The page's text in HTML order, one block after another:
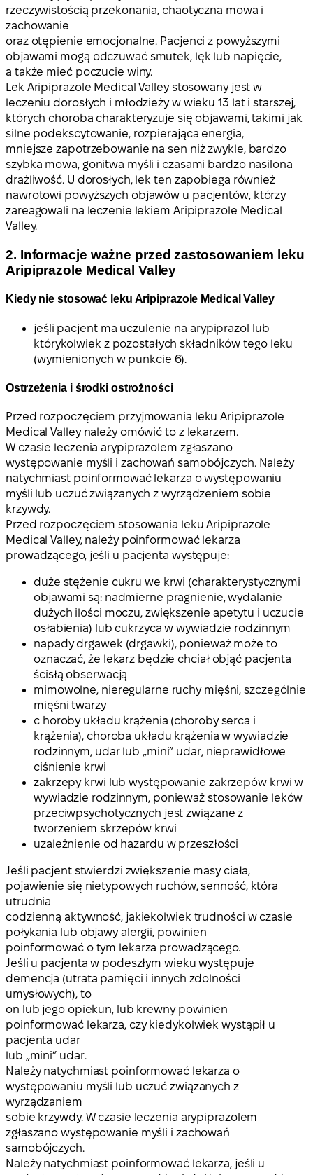
rzeczywistością przekonania, chaotyczna mowa i
zachowanie
oraz otępienie emocjonalne. Pacjenci z powyższymi
objawami mogą odczuwać smutek, lęk lub napięcie,
a także mieć poczucie winy.
Lek Aripiprazole Medical Valley stosowany jest w
leczeniu dorosłych i młodzieży w wieku 13 lat i starszej,
których choroba charakteryzuje się objawami, takimi jak
silne podekscytowanie, rozpierająca energia,
mniejsze zapotrzebowanie na sen niż zwykle, bardzo
szybka mowa, gonitwa myśli i czasami bardzo nasilona
drażliwość. U dorosłych, lek ten zapobiega również
nawrotowi powyższych objawów u pacjentów, którzy
zareagowali na leczenie lekiem Aripiprazole Medical
Valley.
2. Informacje ważne przed zastosowaniem leku
Aripiprazole Medical Valley
Kiedy nie stosować leku Aripiprazole Medical Valley
jeśli pacjent ma uczulenie na arypiprazol lub
którykolwiek z pozostałych składników tego leku
(wymienionych w punkcie 6).
Ostrzeżenia i środki ostrożności
Przed rozpoczęciem przyjmowania leku Aripiprazole
Medical Valley należy omówić to z lekarzem.
W czasie leczenia arypiprazolem zgłaszano
występowanie myśli i zachowań samobójczych. Należy
natychmiast poinformować lekarza o występowaniu
myśli lub uczuć związanych z wyrządzeniem sobie
krzywdy.
Przed rozpoczęciem stosowania leku Aripiprazole
Medical Valley, należy poinformować lekarza
prowadzącego, jeśli u pacjenta występuje:
duże stężenie cukru we krwi (charakterystycznymi
objawami są: nadmierne pragnienie, wydalanie
dużych ilości moczu, zwiększenie apetytu i uczucie
osłabienia) lub cukrzyca w wywiadzie rodzinnym
napady drgawek (drgawki), ponieważ może to
oznaczać, że lekarz będzie chciał objąć pacjenta
ścisłą obserwacją
mimowolne, nieregularne ruchy mięśni, szczególnie
mięśni twarzy
c horoby układu krążenia (choroby serca i
krążenia), choroba układu krążenia w wywiadzie
rodzinnym, udar lub „mini” udar, nieprawidłowe
ciśnienie krwi
zakrzepy krwi lub występowanie zakrzepów krwi w
wywiadzie rodzinnym, ponieważ stosowanie leków
przeciwpsychotycznych jest związane z
tworzeniem skrzepów krwi
uzależnienie od hazardu w przeszłości
Jeśli pacjent stwierdzi zwiększenie masy ciała,
pojawienie się nietypowych ruchów, senność, która
utrudnia
codzienną aktywność, jakiekolwiek trudności w czasie
połykania lub objawy alergii, powinien
poinformować o tym lekarza prowadzącego.
Jeśli u pacjenta w podeszłym wieku występuje
demencja (utrata pamięci i innych zdolności
umysłowych), to
on lub jego opiekun, lub krewny powinien
poinformować lekarza, czy kiedykolwiek wystąpił u
pacjenta udar
lub „mini” udar.
Należy natychmiast poinformować lekarza o
występowaniu myśli lub uczuć związanych z
wyrządzaniem
sobie krzywdy. W czasie leczenia arypiprazolem
zgłaszano występowanie myśli i zachowań
samobójczych.
Należy natychmiast poinformować lekarza, jeśli u